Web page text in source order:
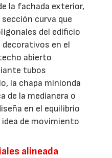
la fachada exterior,
curva que
del edificio
en el
abierto
tubos
la chapa minionda
de la medianera o
en el equilibrio
de movimiento
alineada